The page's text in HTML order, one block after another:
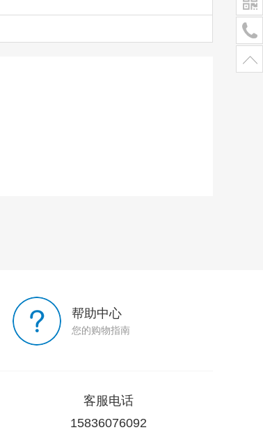
帮助中心
您的购物指南
客服电话
15836076092